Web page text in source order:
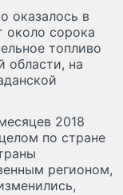
оказалось в
около сорока
топливо
области, на
2018
по стране
регионом,